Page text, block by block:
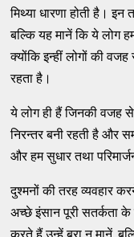
मिथ्या धारणा होती है।
बल्कि यह मानें कि ये लोग
क्योंकि इन्हीं लोगों की
रहता है।
ये लोग ही हैं जिनकी वजह
निरन्तर बनी रहती है और
और हम सुधार तथा
दुश्मनों की तरह व्यवहार
अच्छे इंसान पूरी सतर्कता